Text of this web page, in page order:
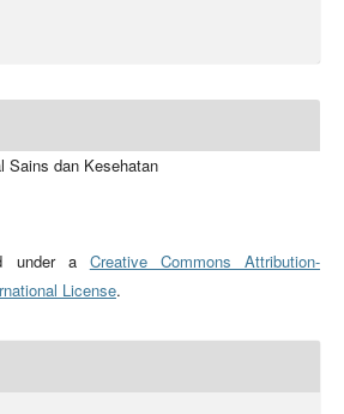
Sains dan Kesehatan
under a Creative Commons Attribution-
License.